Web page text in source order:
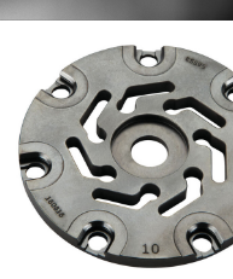
Rim #90808
60,90 €